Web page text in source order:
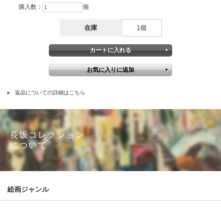
購入数： 個
在庫 1個
返品についての詳細はこちら
長坂コレクション
について
絵画ジャンル